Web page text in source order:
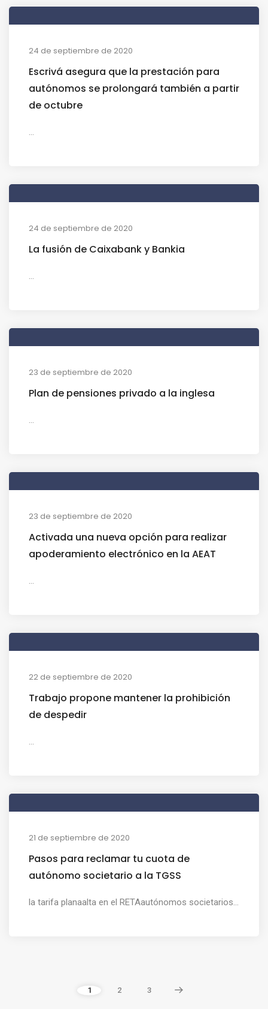
24 de septiembre de 2020
Escrivá asegura que la prestación para
autónomos se prolongará también a partir
de octubre
...
24 de septiembre de 2020
La fusión de Caixabank y Bankia
...
23 de septiembre de 2020
Plan de pensiones privado a la inglesa
...
23 de septiembre de 2020
Activada una nueva opción para realizar
apoderamiento electrónico en la AEAT
...
22 de septiembre de 2020
Trabajo propone mantener la prohibición
de despedir
...
21 de septiembre de 2020
Pasos para reclamar tu cuota de
autónomo societario a la TGSS
la tarifa planaalta en el RETAautónomos societarios...
1 2 3